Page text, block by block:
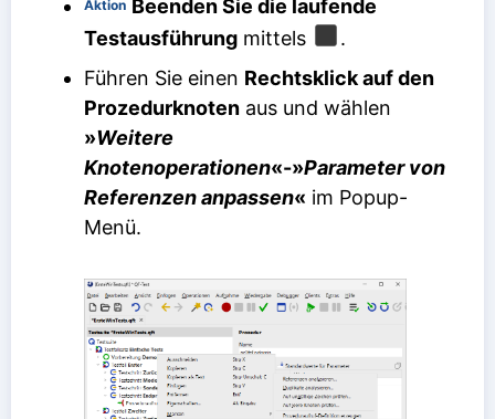
Aktion Beenden Sie die laufende
Testausführung mittels
.
Führen Sie einen Rechtsklick auf den
Prozedurknoten aus und wählen
»Weitere
Knotenoperationen«-»Parameter von
Referenzen anpassen« im Popup-
Menü.